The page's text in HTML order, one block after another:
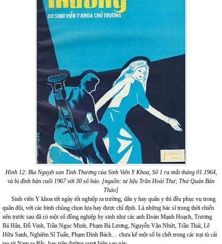
Hình 12: Bìa Nguyệt san Tình Thương của Sinh Viên Y Khoa, Số 1 ra mắt tháng 01.1964,
và bị đình bản cuối 1967 với 30 số báo. [nguồn: tư liệu Trần Hoài Thư; Thư Quán Bản
Thảo]
Sinh viên Y khoa tới ngày tốt nghiệp ra trường, dân y hay quân y thì đều phục vụ trong
quân đội, với các binh chủng chọn lựa hay được chỉ định. Là những bác sĩ trong thời chiến
nên trước sau đã có một số đồng nghiệp hy sinh như các anh Đoàn Mạnh Hoạch, Trương
Bá Hân, Đỗ Vinh, Trần Ngọc Minh, Phạm Bá Lương, Nguyễn Văn Nhứt, Trần Thái, Lê
Hữu Sanh, Nghiêm Sĩ Tuấn, Phạm Đình Bách… chưa kể một số bị chết trong các trại tù cải